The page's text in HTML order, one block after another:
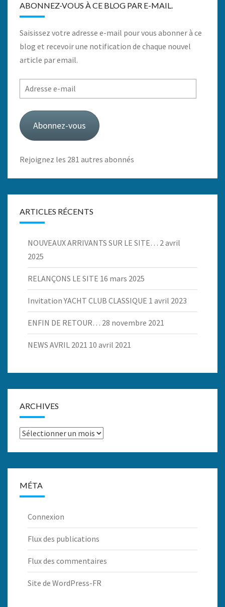
ABONNEZ-VOUS À CE BLOG PAR E-MAIL.
Saisissez votre adresse e-mail pour vous abonner à ce
blog et recevoir une notification de chaque nouvel
article par email.
Adresse
e-
mail
Abonnez-vous
Rejoignez les 281 autres abonnés
ARTICLES RÉCENTS
NOUVEAUX ARRIVANTS SUR LE SITE… 2 avril
2025
RELANÇONS LE SITE 16 mars 2025
Invitation YACHT CLUB CLASSIQUE 1 avril 2023
ENFIN DE RETOUR… 28 novembre 2021
NEWS AVRIL 2021 10 avril 2021
ARCHIVES
Archives
MÉTA
Connexion
Flux des publications
Flux des commentaires
Site de WordPress-FR